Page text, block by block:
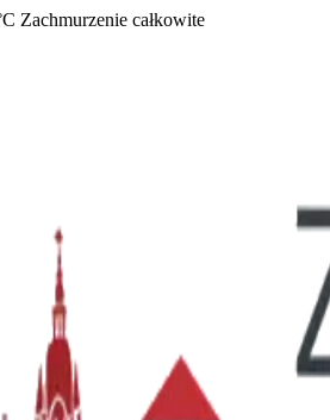
Zachmurzenie całkowite